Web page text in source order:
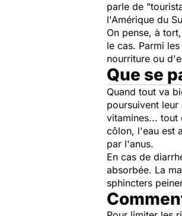
parle de
l'Amérique du
On pense, à
le cas. Parmi
nourriture ou
Que se
Quand tout va
poursuivent
vitamines... tout
côlon, l'eau est
par l'anus.
En cas de
absorbée. La
sphincters